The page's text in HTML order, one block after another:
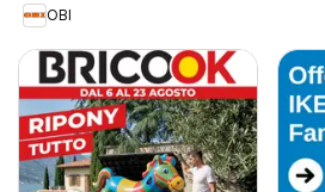
OBI